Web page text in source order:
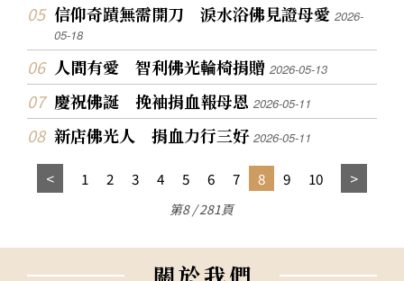
信仰奇蹟無需開刀 淚水浴佛見證母愛2026-
05-18
人間有愛 智利佛光輪椅捐贈2026-05-13
慶祝佛誕 挽袖捐血報母恩2026-05-11
新店佛光人 捐血力行三好2026-05-11
1 2 3 4 5 6 7 8 9 10
第8 / 281頁